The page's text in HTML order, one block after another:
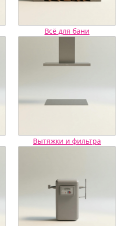
Всё для бани
Вытяжки и фильтра